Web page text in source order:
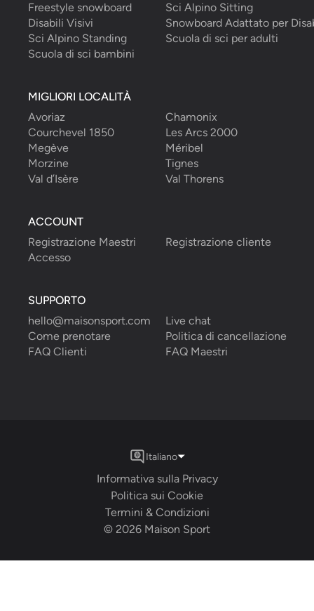
Freestyle snowboard
Sci Alpino Sitting
Disabili Visivi
Snowboard Adattato per
Sci Alpino Standing
Scuola di sci per adulti
Scuola di sci bambini
MIGLIORI LOCALITÀ
Avoriaz
Chamonix
Courchevel 1850
Les Arcs 2000
Megève
Méribel
Morzine
Tignes
Val d’Isère
Val Thorens
ACCOUNT
Registrazione Maestri
Registrazione cliente
Accesso
SUPPORTO
hello@maisonsport.com
Live chat
Come prenotare
Politica di cancellazione
FAQ Clienti
FAQ Maestri
© 2026 Maison Sport
Termini & Condizioni
Politica sui Cookie
Informativa sulla Privacy
Italiano